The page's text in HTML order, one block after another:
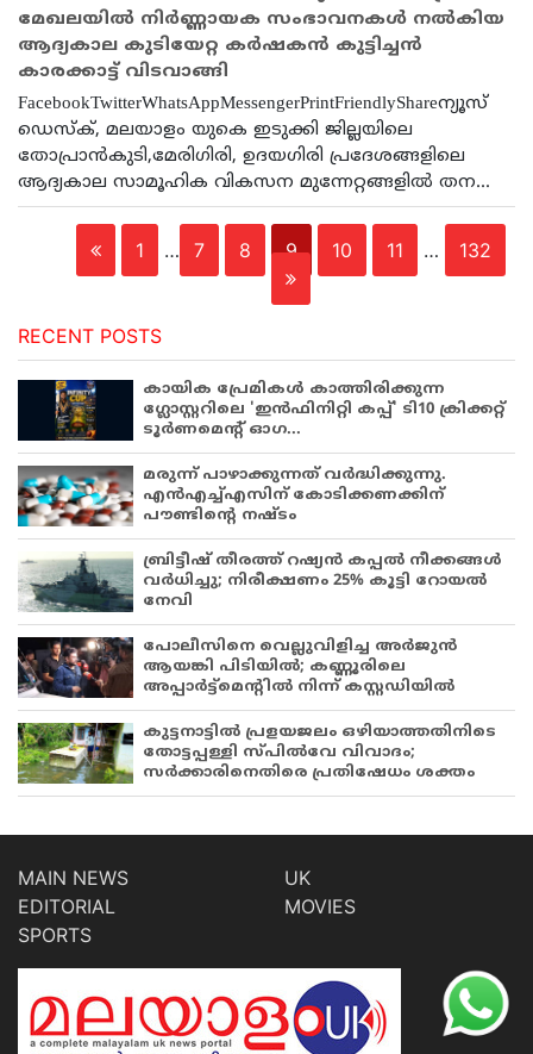
മേഖലയിൽ നിർണ്ണായക സംഭാവനകൾ നൽകിയ
ആദ്യകാല കുടിയേറ്റ കർഷകൻ കുട്ടിച്ചൻ
കാരക്കാട്ട് വിടവാങ്ങി
FacebookTwitterWhatsAppMessengerPrintFriendlyShareന്യൂസ്
ഡെസ്ക്, മലയാളം യുകെ ഇടുക്കി ജില്ലയിലെ
തോപ്രാൻകുടി,മേരിഗിരി, ഉദയഗിരി പ്രദേശങ്ങളിലെ
ആദ്യകാല സാമൂഹിക വികസന മുന്നേറ്റങ്ങളിൽ തന...
1 … 7 8 9 10 11 … 132
RECENT POSTS
കായിക പ്രേമികള്‍ കാത്തിരിക്കുന്ന
ഗ്ലോസ്റ്ററിലെ 'ഇന്‍ഫിനിറ്റി കപ്പ്' ടി10 ക്രിക്കറ്റ്
ടൂര്‍ണമെന്റ് ഓഗ...
മരുന്ന് പാഴാക്കുന്നത് വർദ്ധിക്കുന്നു.
എൻഎച്ച്എസിന് കോടിക്കണക്കിന്
പൗണ്ടിന്റെ നഷ്ടം
ബ്രിട്ടീഷ് തീരത്ത് റഷ്യൻ കപ്പൽ നീക്കങ്ങൾ
വർധിച്ചു; നിരീക്ഷണം 25% കൂട്ടി റോയൽ
നേവി
പോലീസിനെ വെല്ലുവിളിച്ച അർജുൻ
ആയങ്കി പിടിയിൽ; കണ്ണൂരിലെ
അപ്പാർട്ട്‌മെന്റിൽ നിന്ന് കസ്റ്റഡിയിൽ
കുട്ടനാട്ടിൽ പ്രളയജലം ഒഴിയാത്തതിനിടെ
തോട്ടപ്പള്ളി സ്പിൽവേ വിവാദം;
സർക്കാരിനെതിരെ പ്രതിഷേധം ശക്തം
MAIN NEWS
EDITORIAL
SPORTS
UK
MOVIES